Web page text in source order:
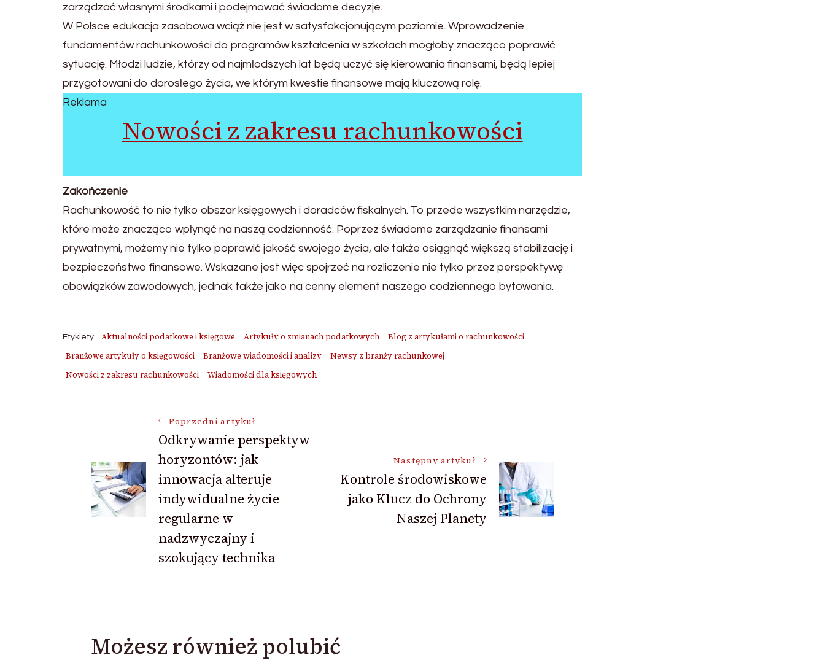
zarządzać własnymi środkami i podejmować świadome decyzje.
W Polsce edukacja zasobowa wciąż nie jest w satysfakcjonującym poziomie. Wprowadzenie
fundamentów rachunkowości do programów kształcenia w szkołach mogłoby znacząco poprawić
sytuację. Młodzi ludzie, którzy od najmłodszych lat będą uczyć się kierowania finansami, będą lepiej
przygotowani do dorosłego życia, we którym kwestie finansowe mają kluczową rolę.
Reklama
Nowości z zakresu rachunkowości
Zakończenie
Rachunkowość to nie tylko obszar księgowych i doradców fiskalnych. To przede wszystkim narzędzie,
które może znacząco wpłynąć na naszą codzienność. Poprzez świadome zarządzanie finansami
prywatnymi, możemy nie tylko poprawić jakość swojego życia, ale także osiągnąć większą stabilizację i
bezpieczeństwo finansowe. Wskazane jest więc spojrzeć na rozliczenie nie tylko przez perspektywę
obowiązków zawodowych, jednak także jako na cenny element naszego codziennego bytowania.
Etykiety: Aktualności podatkowe i księgowe Artykuły o zmianach podatkowych
Blog z artykułami o rachunkowości
Branżowe artykuły o księgowości
Branżowe wiadomości i analizy
Newsy z branży rachunkowej
Nowości z zakresu rachunkowości
Wiadomości dla księgowych
Nawigacja
wpisu
Poprzedni artykuł
Odkrywanie perspektyw
horyzontów: jak
innowacja alteruje
indywidualne życie
regularne w
nadzwyczajny i
szokujący technika
Następny artykuł
Kontrole środowiskowe
jako Klucz do Ochrony
Naszej Planety
Możesz również polubić